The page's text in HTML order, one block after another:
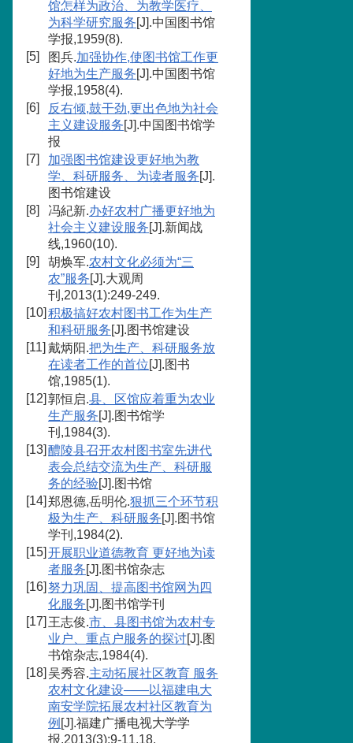
馆怎样为政治、为教学医疗、
为科学研究服务[J].中国图书馆
学报,1959(8).
[5]
图兵.加强协作,使图书馆工作更
好地为生产服务[J].中国图书馆
学报,1958(4).
[6]
反右倾,鼓干劲,更出色地为社会
主义建设服务[J].中国图书馆学
报
[7]
加强图书馆建设更好地为教
学、科研服务、为读者服务[J].
图书馆建设
[8]
冯紀新.办好农村广播更好地为
社会主义建设服务[J].新闻战
线,1960(10).
[9]
胡焕军.农村文化必须为“三
农”服务[J].大观周
刊,2013(1):249-249.
[10] 积极搞好农村图书工作为生产
和科研服务[J].图书馆建设
[11] 戴炳阳.把为生产、科研服务放
在读者工作的首位[J].图书
馆,1985(1).
[12] 郭恒启.县、区馆应着重为农业
生产服务[J].图书馆学
刊,1984(3).
[13] 醴陵县召开农村图书室先进代
表会总结交流为生产、科研服
务的经验[J].图书馆
[14] 郑恩德,岳明伦.狠抓三个环节积
极为生产、科研服务[J].图书馆
学刊,1984(2).
[15] 开展职业道德教育 更好地为读
者服务[J].图书馆杂志
[16] 努力巩固、提高图书馆网为四
化服务[J].图书馆学刊
[17] 王志俊.市、县图书馆为农村专
业户、重点户服务的探讨[J].图
书馆杂志,1984(4).
[18] 吴秀容.主动拓展社区教育 服务
农村文化建设——以福建电大
南安学院拓展农村社区教育为
例 [J].福建广播电视大学学
报,2013(3):9-11,18.